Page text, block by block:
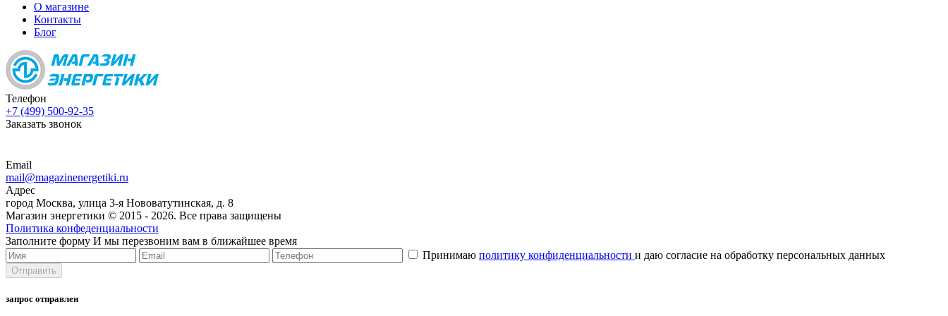
О магазине
Контакты
Блог
Телефон
+7 (499) 500-92-35
Заказать звонок
Email
mail@magazinenergetiki.ru
Адрес
город Москва, улица 3-я Нововатутинская, д. 8
Магазин энергетики © 2015 - 2026. Все права защищены
Политика конфеденциальности
Заполните форму И мы перезвоним вам в ближайшее время
Принимаю политику конфиденциальности и даю согласие на обработку персональных данных
запрос отправлен